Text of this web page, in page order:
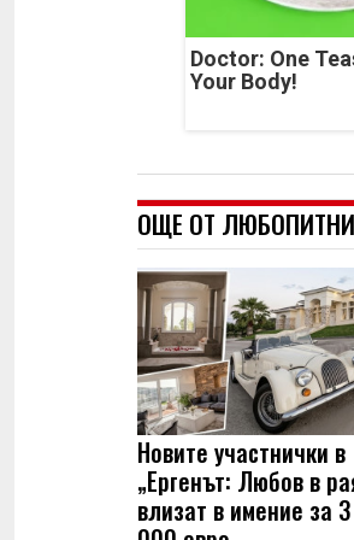
Doctor: One
Your Body!
ОЩЕ ОТ ЛЮБОПИТНИ
Новите участнички в
„Ергенът: Любов в
влизат в имение за